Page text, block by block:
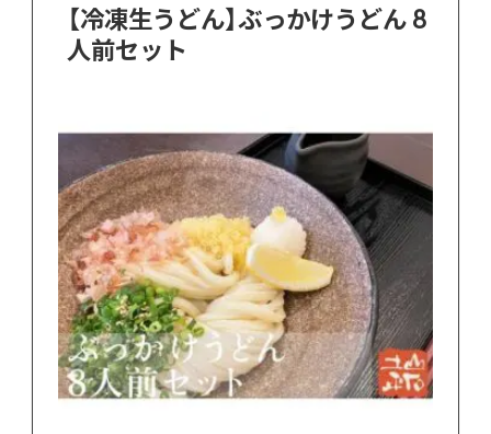
【冷凍生うどん】ぶっかけうどん 8
人前セット